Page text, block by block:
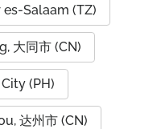
es-Salaam (TZ)
大同市 (CN)
(PH)
达州市 (CN)